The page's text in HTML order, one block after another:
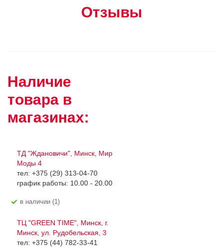
Отзывы
Наличие
товара в
магазинах:
ТД "Ждановичи", Минск, Мир
Моды 4
тел: +375 (29) 313-04-70
график работы: 10.00 - 20.00
В наличии (1)
ТЦ "GREEN TIME", Минск, г.
Минск, ул. Рудобельская, 3
тел: +375 (44) 782-33-41